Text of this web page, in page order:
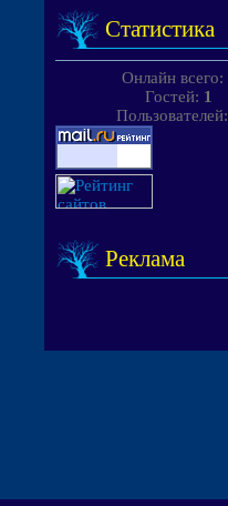
Статистика
Онлайн всего:
Гостей: 1
Пользователей:
Реклама